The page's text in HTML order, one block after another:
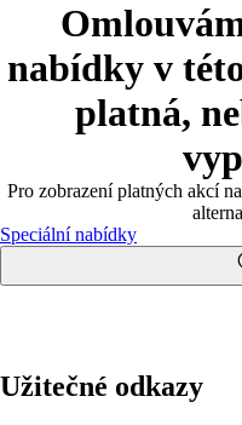
nabídky v
platná,
Pro zobrazení platných akcí
Speciální nabídky
Užitečné odkazy